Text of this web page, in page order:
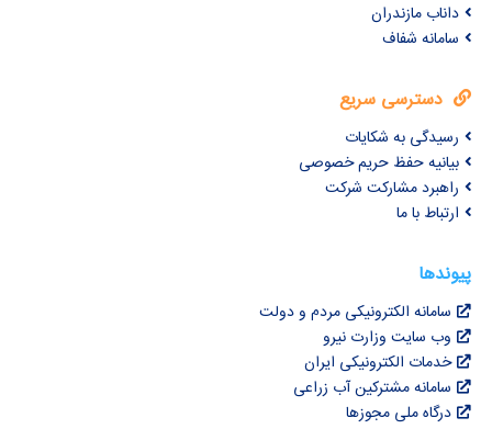
داناب مازندران
سامانه شفاف
دسترسی سریع
رسیدگی به شکایات
بیانیه حفظ حریم خصوصی
راهبرد مشارکت شرکت
ارتباط با ما
پیوندها
سامانه الکترونیکی مردم و دولت
وب سایت وزارت نیرو
خدمات الکترونیکی ایران
سامانه مشترکین آب زراعی
درگاه ملی مجوزها